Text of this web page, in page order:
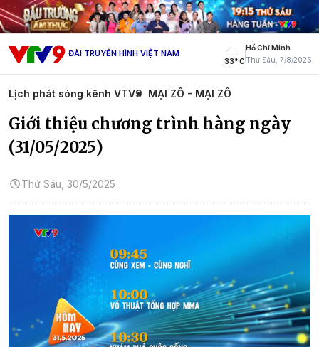
ĐÀI TRUYỀN HÌNH VIỆT NAM
33° C
Hồ Chí Minh
Thứ Sáu, 7/8/2026
Lịch phát sóng kênh VTV9 MẠI ZÔ - MẠI ZÔ
Giới thiệu chương trình hàng ngày
(31/05/2025)
Thứ Sáu, 30/5/2025